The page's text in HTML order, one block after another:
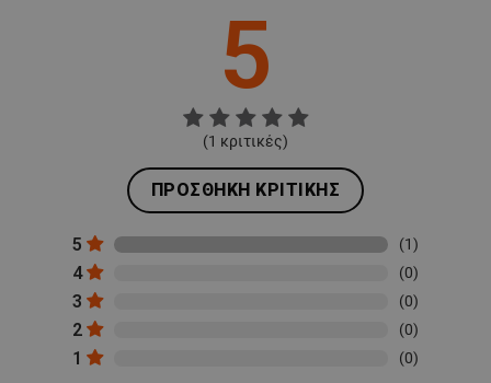
5
(1 κριτικές)
ΠΡΟΣΘΉΚΗ ΚΡΙΤΙΚΉΣ
5 (1)
4 (0)
3 (0)
2 (0)
1 (0)